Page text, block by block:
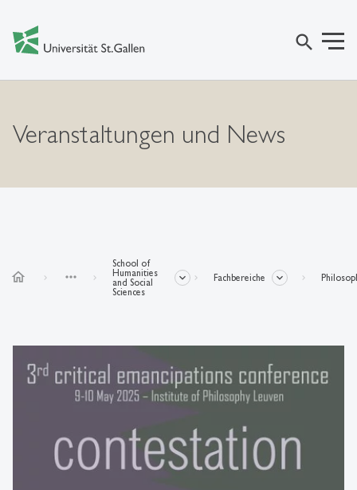
search
Veranstaltungen und News
home more_horiz
School of
Humanities
and Social
Sciences
Fachbereiche